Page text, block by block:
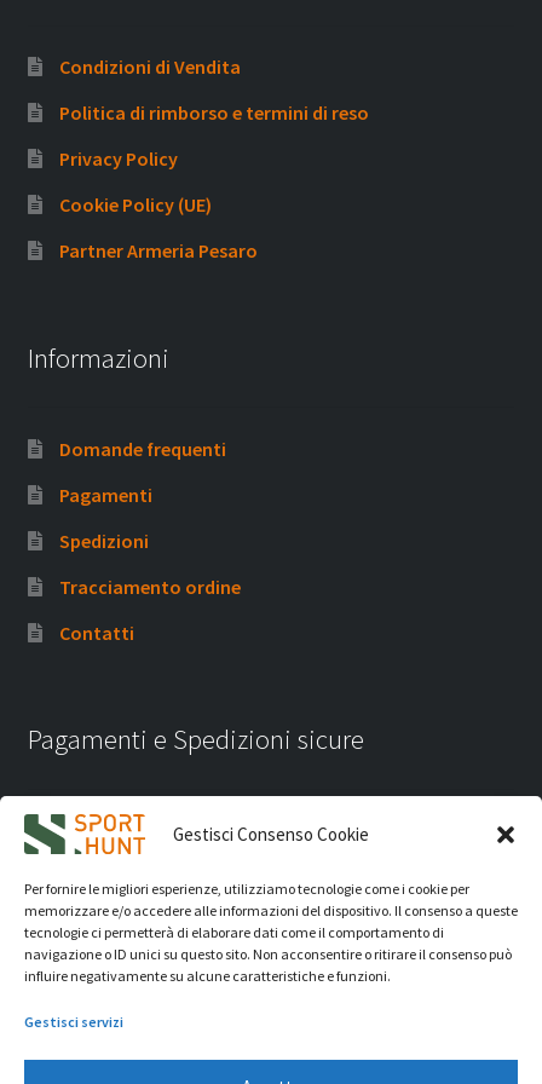
Gestisci Consenso Cookie
Per fornire le migliori esperienze, utilizziamo tecnologie come i cookie per
memorizzare e/o accedere alle informazioni del dispositivo. Il consenso a queste
tecnologie ci permetterà di elaborare dati come il comportamento di
navigazione o ID unici su questo sito. Non acconsentire o ritirare il consenso può
influire negativamente su alcune caratteristiche e funzioni.
Gestisci servizi
Condizioni di Vendita
Politica di rimborso e termini di reso
Privacy Policy
Cookie Policy (UE)
Partner Armeria Pesaro
Informazioni
Domande frequenti
Pagamenti
Spedizioni
Tracciamento ordine
Contatti
Pagamenti e Spedizioni sicure